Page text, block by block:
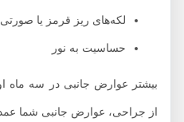
لکه‌های ریز قرمز یا صورتی
حساسیت به نور
بیشتر عوارض جانبی در سه ماه
از جراحی، عوارض جانبی شما عمدتاً